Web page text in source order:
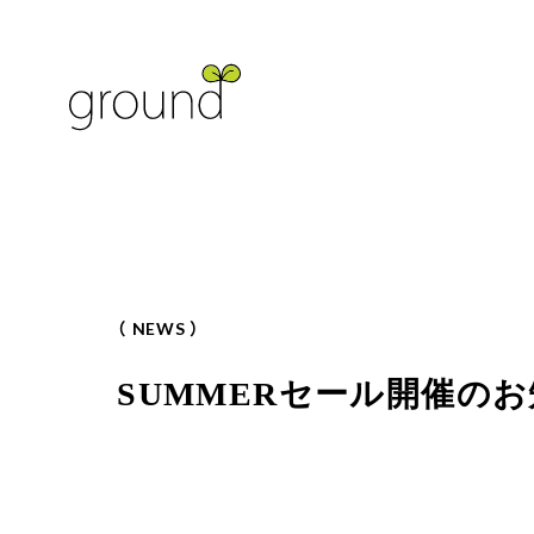
（ NEWS ）
SUMMERセール開催の